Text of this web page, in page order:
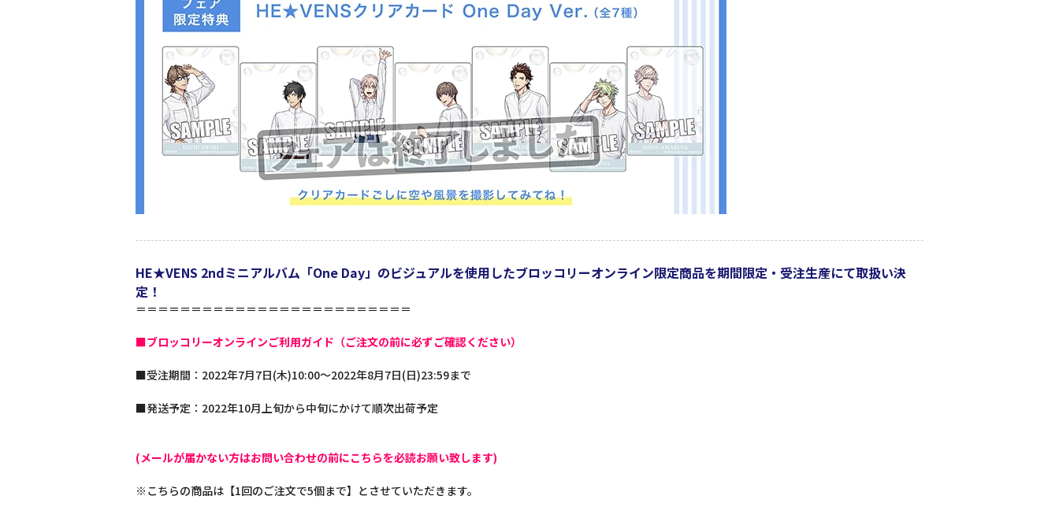
HE★VENS 2ndミニアルバム「One Day」のビジュアルを使用したブロッコリーオンライン限定商品を期間限定・受注生産にて取扱い決
定！
＝＝＝＝＝＝＝＝＝＝＝＝＝＝＝＝＝＝＝＝＝＝＝＝＝
■ブロッコリーオンラインご利用ガイド（ご注文の前に必ずご確認ください）
■受注期間：2022年7月7日(木)10:00～2022年8月7日(日)23:59まで
■発送予定：2022年10月上旬から中旬にかけて順次出荷予定
(メールが届かない方はお問い合わせの前にこちらを必読お願い致します)
※こちらの商品は【1回のご注文で5個まで】とさせていただきます。